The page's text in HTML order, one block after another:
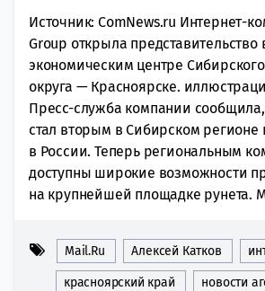
Источник: ComNews.ru Интернет-
Group открыла
экономическим центре
округа — Красноярске.
Пресс-служба компании сообщила,
стал вторым в Сибирском регионе
в России. Теперь региональным
доступны широкие возможности
на крупнейшей площадке рунета.
Mail.Ru Алексей Катков
красноярский край новости